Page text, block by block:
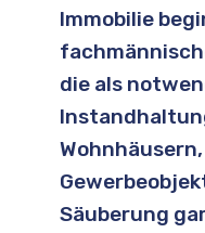
Immobilie
die als
Säuberung